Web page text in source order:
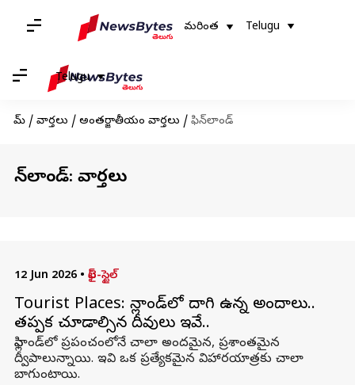
మరింత Telugu
Telugu
హోమ్ / వార్తలు / అంతర్జాతీయం వార్తలు / ఫిన్‌లాండ్‌
ఫిన్‌లాండ్‌: వార్తలు
12 Jun 2026 • లైఫ్-స్టైల్
Tourist Places: ఫిన్లాండ్‌లో దాగి ఉన్న అందాలు..
తప్పక చూడాల్సిన దీవులు ఇవే..
ఫిన్లాండ్‌లో ప్రపంచంలోనే చాలా అందమైన, ప్రశాంతమైన
ద్వీపాలున్నాయి. ఇవి ఒక ప్రత్యేకమైన విహారయాత్రకు చాలా
బాగుంటాయి.